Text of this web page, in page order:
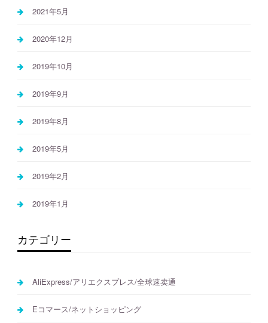
2021年5月
2020年12月
2019年10月
2019年9月
2019年8月
2019年5月
2019年2月
2019年1月
カテゴリー
AliExpress/アリエクスプレス/全球速卖通
Eコマース/ネットショッピング